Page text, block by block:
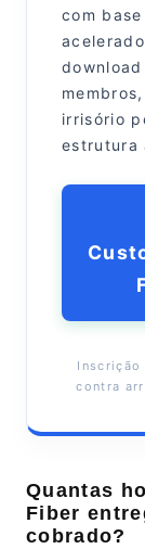
com
irrisório
estrutura
contra
Quantas
Fiber
cobrado?